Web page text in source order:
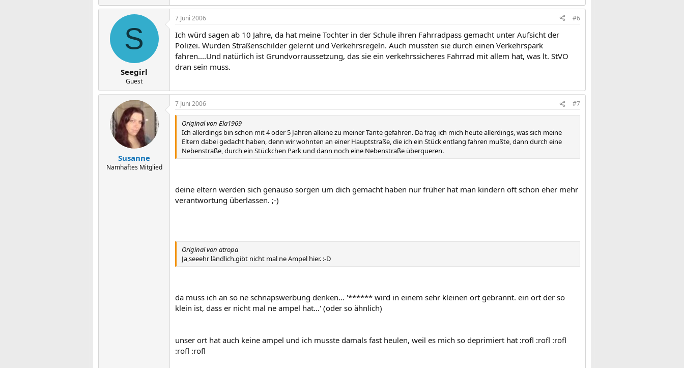
S
Seegirl
Guest
7 Juni 2006 #6
Ich würd sagen ab 10 Jahre, da hat meine Tochter in der Schule ihren Fahrradpass gemacht unter Aufsicht der
Polizei. Wurden Straßenschilder gelernt und Verkehrsregeln. Auch mussten sie durch einen Verkehrspark
fahren....Und natürlich ist Grundvorraussetzung, das sie ein verkehrssicheres Fahrrad mit allem hat, was lt. StVO
dran sein muss.
Susanne
Namhaftes Mitglied
7 Juni 2006 #7
Original von Ela1969
Ich allerdings bin schon mit 4 oder 5 Jahren alleine zu meiner Tante gefahren. Da frag ich mich heute allerdings, was sich meine
Eltern dabei gedacht haben, denn wir wohnten an einer Hauptstraße, die ich ein Stück entlang fahren mußte, dann durch eine
Nebenstraße, durch ein Stückchen Park und dann noch eine Nebenstraße überqueren.
deine eltern werden sich genauso sorgen um dich gemacht haben nur früher hat man kindern oft schon eher mehr
verantwortung überlassen. ;-)
Original von atropa
Ja,seeehr ländlich.gibt nicht mal ne Ampel hier. :-D
da muss ich an so ne schnapswerbung denken... '****** wird in einem sehr kleinen ort gebrannt. ein ort der so
klein ist, dass er nicht mal ne ampel hat...' (oder so ähnlich)
unser ort hat auch keine ampel und ich musste damals fast heulen, weil es mich so deprimiert hat :rofl :rofl :rofl
:rofl :rofl